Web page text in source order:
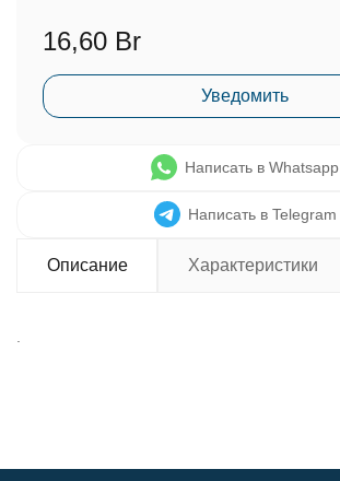
16,60 Br
Уведомить
Написать в Whatsapp
Написать в Telegram
Описание Характеристики